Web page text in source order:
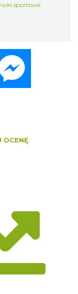
sportowe
OCENĘ
Trasa